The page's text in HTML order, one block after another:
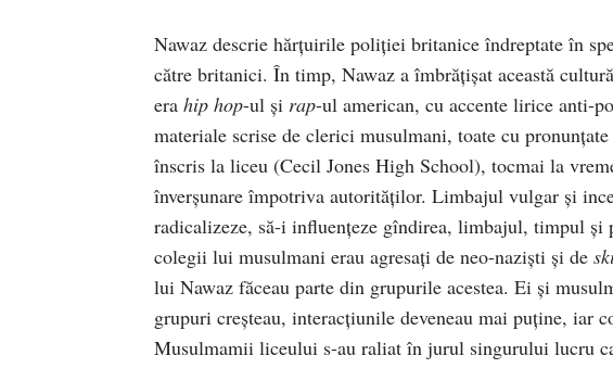
Nawaz descrie hărțuirile poliţiei britanice îndreptate în
către britanici. În timp, Nawaz a îmbrăţişat această
era hip hop-ul şi rap-ul american, cu accente lirice anti-
materiale scrise de clerici musulmani, toate cu
înscris la liceu (Cecil Jones High School), tocmai la
înverşunare împotriva autorităţilor. Limbajul vulgar şi
radicalizeze, să-i influenţeze gîndirea, limbajul, timpul şi
colegii lui musulmani erau agresaţi de neo-naziști şi de
lui Nawaz făceau parte din grupurile acestea. Ei şi
grupuri creşteau, interacţiunile deveneau mai puţine, iar
Musulmamii liceului s-au raliat în jurul singurului lucru